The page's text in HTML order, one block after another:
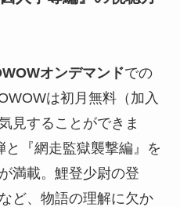
オンデマンドでの
は初月無料（加入
見することができま
『網走監獄襲撃編』を
満載。鯉登少尉の登
ど、物語の理解に欠か